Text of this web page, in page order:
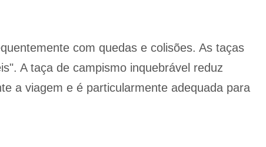
com quedas e colisões. As taças
A taça de campismo inquebrável reduz
a viagem e é particularmente adequada para